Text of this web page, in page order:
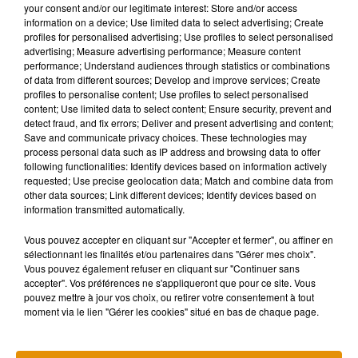
Musique
7 août 2026
Madonna sort enfin le remix de « Love
Sensation » avec Kylie Minogue
7 août 2026
Angèle et Amélie Lens dévoilent leur
collaboration tant attendue
your consent and/or our legitimate interest: Store and/or access
information on a device; Use limited data to select advertising; Create
profiles for personalised advertising; Use profiles to select personalised
advertising; Measure advertising performance; Measure content
performance; Understand audiences through statistics or combinations
of data from different sources; Develop and improve services; Create
profiles to personalise content; Use profiles to select personalised
content; Use limited data to select content; Ensure security, prevent and
detect fraud, and fix errors; Deliver and present advertising and content;
Save and communicate privacy choices. These technologies may
process personal data such as IP address and browsing data to offer
following functionalities: Identify devices based on information actively
requested; Use precise geolocation data; Match and combine data from
other data sources; Link different devices; Identify devices based on
information transmitted automatically.
Vous pouvez accepter en cliquant sur "Accepter et fermer", ou affiner en
sélectionnant les finalités et/ou partenaires dans "Gérer mes choix".
Vous pouvez également refuser en cliquant sur "Continuer sans
accepter". Vos préférences ne s'appliqueront que pour ce site. Vous
pouvez mettre à jour vos choix, ou retirer votre consentement à tout
moment via le lien "Gérer les cookies" situé en bas de chaque page.